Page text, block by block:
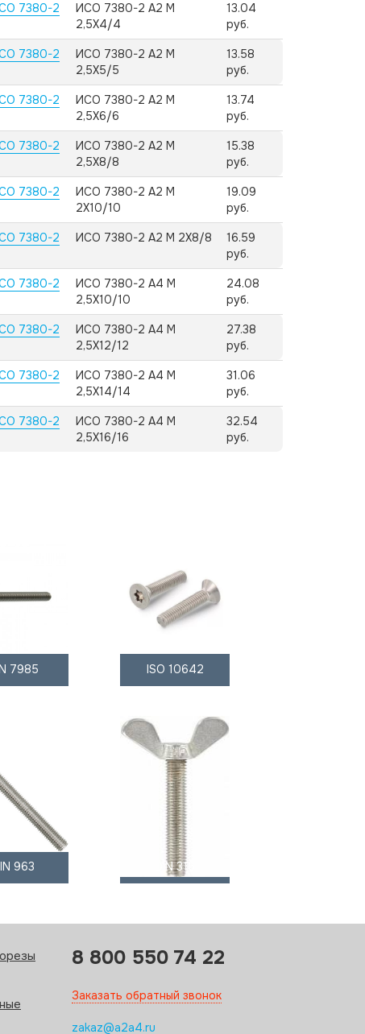
7380-2
ИСО 7380-2 А2 M
2,5X4/4
13.04
руб.
7380-2
ИСО 7380-2 А2 M
2,5X5/5
13.58
руб.
7380-2
ИСО 7380-2 А2 M
2,5X6/6
13.74
руб.
7380-2
ИСО 7380-2 А2 M
2,5X8/8
15.38
руб.
7380-2
ИСО 7380-2 А2 M
2X10/10
19.09
руб.
7380-2
ИСО 7380-2 А2 M 2X8/8
16.59
руб.
7380-2
ИСО 7380-2 А4 M
2,5X10/10
24.08
руб.
7380-2
ИСО 7380-2 А4 M
2,5X12/12
27.38
руб.
7380-2
ИСО 7380-2 А4 M
2,5X14/14
31.06
руб.
7380-2
ИСО 7380-2 А4 M
2,5X16/16
32.54
руб.
7985 ISO 10642
963 DIN 316
8 800 550 74 22
Заказать обратный звонок
zakaz@a2a4.ru